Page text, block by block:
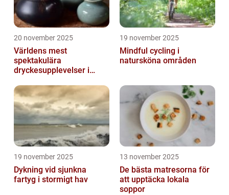
20 november 2025
Världens mest
spektakulära
dryckesupplevelser i
19 november 2025
Mindful cycling i
natursköna områden
19 november 2025
Dykning vid sjunkna
fartyg i stormigt hav
13 november 2025
De bästa matresorna för
att upptäcka lokala
soppor